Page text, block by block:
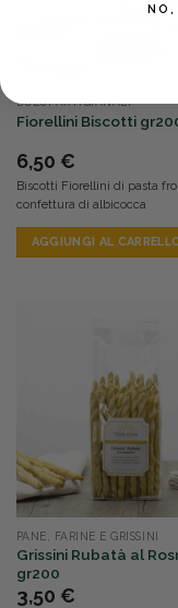
DOLCI ARTIGIANALI
Fiorellini Biscotti
6,50 €
Biscotti Fiorellini di pasta
confettura di albicocca
AGGIUNGI AL
PANE, FARINE E GRISSINI
Grissini Rubatà al
gr200
3,50 €